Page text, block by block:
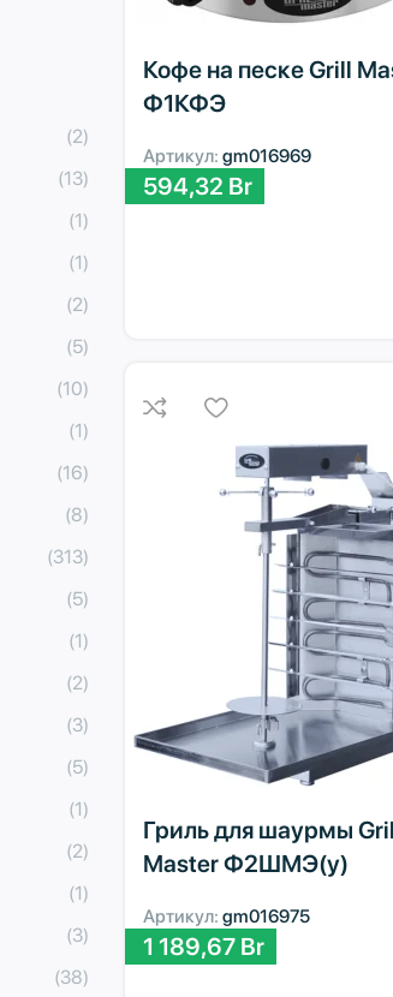
(2)
(13)
(1)
(1)
(2)
(5)
(10)
(1)
(16)
(8)
(313)
(5)
(1)
(2)
(3)
(5)
(1)
(2)
(1)
(3)
(38)
Кофе на песке Grill
Ф1КФЭ
Артикул: gm016969
594,32 Br
Гриль для шаурмы
Master Ф2ШМЭ(у)
Артикул: gm016975
1 189,67 Br